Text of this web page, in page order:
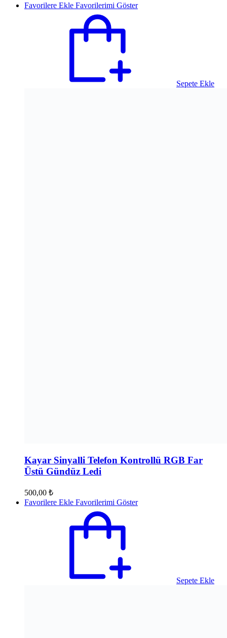
Favorilere Ekle Favorilerimi Göster
Sepete Ekle
Kayar Sinyalli Telefon Kontrollü RGB Far
Üstü Gündüz Ledi
500,00 ₺
Favorilere Ekle Favorilerimi Göster
Sepete Ekle